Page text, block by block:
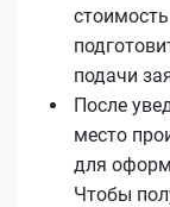
подачи
После
место
для
Чтобы